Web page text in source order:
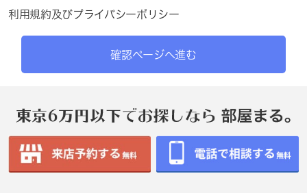
利用規約及びプライバシーポリシー
確認ページへ進む